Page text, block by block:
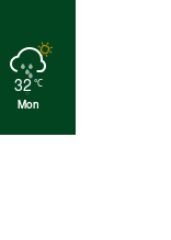
32 ℃
Mon